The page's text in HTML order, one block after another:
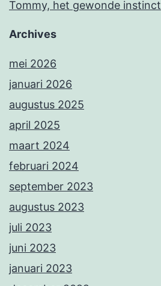
Tommy, het gewonde instinct
Archives
mei 2026
januari 2026
augustus 2025
april 2025
maart 2024
februari 2024
september 2023
augustus 2023
juli 2023
juni 2023
januari 2023